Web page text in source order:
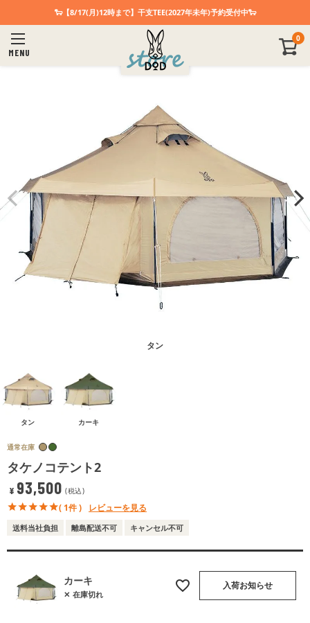
🐑【8/17(月)12時まで】干支TEE(2027年未年)予約受付中🐑
MENU
0
タン
タン カーキ
通常在庫
タケノコテント2
¥ 93,500 税込
( 1件 ) レビューを見る
送料当社負担 離島配送不可 キャンセル不可
カーキ
在庫切れ
入荷お知らせ